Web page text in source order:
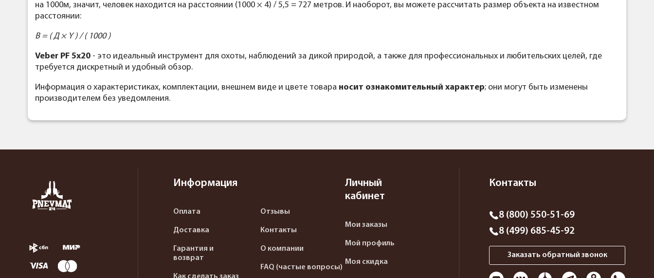
на 1000м, значит, человек находится на расстоянии (1000 × 4) / 5,5 = 727 метров. И наоборот, вы можете рассчитать размер объекта на известном
расстоянии:
В = ( Д × Y ) / ( 1000 )
Veber PF 5x20 - это идеальный инструмент для охоты, наблюдений за дикой природой, а также для профессиональных и любительских целей, где
требуется дискретный и удобный обзор.
Информация о характеристиках, комплектации, внешнем виде и цвете товара носит ознакомительный характер; они могут быть изменены
производителем без уведомления.
Информация
Оплата
Доставка
Гарантия и
возврат
Отзывы
Контакты
О компании
FAQ (частые вопросы)
Личный
кабинет
Мои заказы
Мой профиль
Моя скидка
Контакты
8 (800) 550-51-69
8 (499) 685-45-92
Заказать обратный звонок